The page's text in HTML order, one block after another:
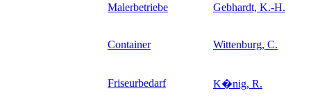
Malerbetriebe Gebhardt, K.-H.
Container Wittenburg, C.
Friseurbedarf K�nig, R.